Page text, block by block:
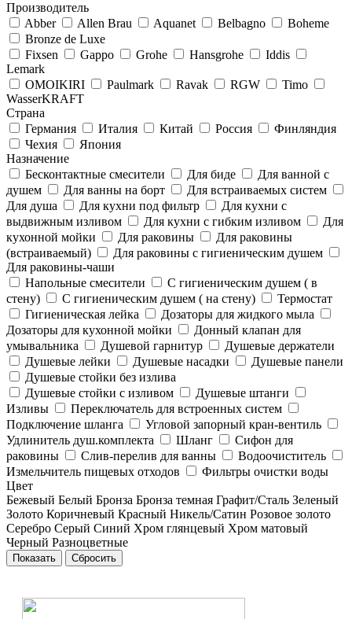
Производитель
Abber
Allen Brau Aquanet Belbagno
Boheme
Bronze de Luxe
Fixsen
Gappo Grohe Hansgrohe
Iddis
Lemark
OMOIKIRI
Paulmark Ravak RGW
Timo
WasserKRAFT
Страна
Германия
Италия Китай Россия
Финляндия
Чехия
Япония
Назначение
Бесконтактные смесители
Для биде
Для ванной с
душем
Для ванны на борт
Для встраиваемых систем
Для душа
Для кухни под фильтр
Для кухни с
выдвижным изливом
Для кухни с гибким изливом
Для
кухонной мойки
Для раковины
Для раковины
(встраиваемый)
Для раковины с гигиеническим душем
Для раковины-чаши
Напольные смесители
С гигиеническим душем ( в
стену)
С гигиеническим душем ( на стену)
Термостат
Гигиеническая лейка
Дозаторы для жидкого мыла
Дозаторы для кухонной мойки
Донный клапан для
умывальника
Душевой гарнитур
Душевые держатели
Душевые лейки
Душевые насадки
Душевые панели
Душевые стойки без излива
Душевые стойки с изливом
Душевые штанги
Изливы
Переключатель для встроенных систем
Подключение шланга
Угловой запорный кран-вентиль
Удлинитель душ.комплекта
Шланг
Сифон для
раковины
Слив-перелив для ванны
Водоочиститель
Измельчитель пищевых отходов
Фильтры очистки воды
Цвет
Бежевый Белый Бронза Бронза темная Графит/Сталь Зеленый
Золото Коричневый Красный Никель/Сатин Розовое золото
Серебро Серый Синий Хром глянцевый Хром матовый
Черный Разноцветные